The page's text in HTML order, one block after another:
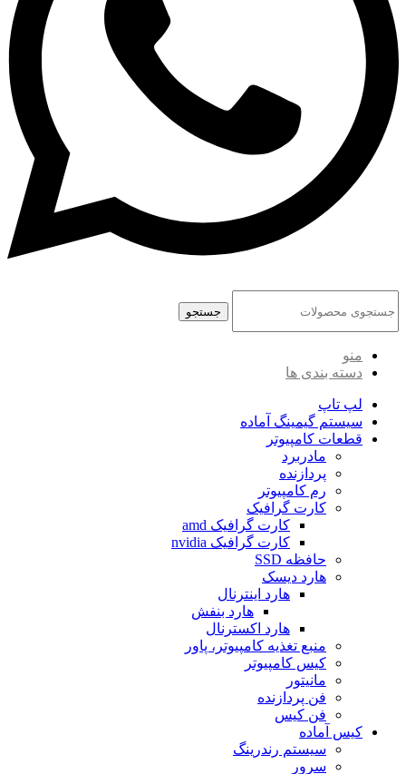
جستجو
منو
دسته بندی ها
لپ تاپ
سیستم گیمینگ آماده
قطعات کامپیوتر
مادربرد
پردازنده
رم کامپیوتر
کارت گرافیک
کارت گرافیک amd
کارت گرافیک nvidia
حافظه SSD
هارد دیسک
هارد اینترنال
هارد بنفش
هارد اکسترنال
منبع تغذیه کامپیوتر، پاور
کیس کامپیوتر
مانیتور
فن پردازنده
فن کیس
کیس آماده
سیستم رندرینگ
سرور